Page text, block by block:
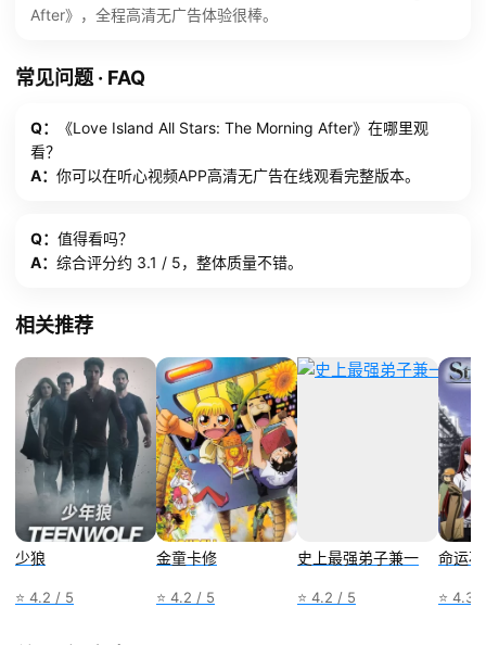
After》，全程高清无广告体验很棒。
常见问题 · FAQ
Q：
《Love Island All Stars: The Morning After》在哪里观
看？
A： 你可以在听心视频APP高清无广告在线观看完整版本。
Q： 值得看吗？
A： 综合评分约 3.1 / 5，整体质量不错。
相关推荐
少狼
⭐ 4.2 / 5
金童卡修
⭐ 4.2 / 5
史上最强弟子兼一
⭐ 4.2 / 5
命运
⭐ 4.3